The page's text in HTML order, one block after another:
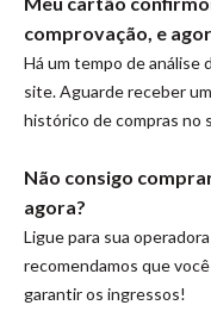
comprovação, e
Há um tempo de análise
site. Aguarde receber
histórico de compras no
Não consigo
agora?
Ligue para sua
recomendamos que
garantir os ingressos!